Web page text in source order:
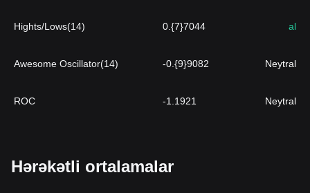
Hights/Lows(14) 0.{7}7044 al
Awesome Oscillator(14) -0.{9}9082 Neytral
ROC -1.1921 Neytral
Hərəkətli ortalamalar